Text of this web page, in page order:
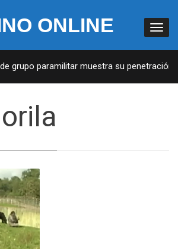
ONLINE
paramilitar muestra su penetración